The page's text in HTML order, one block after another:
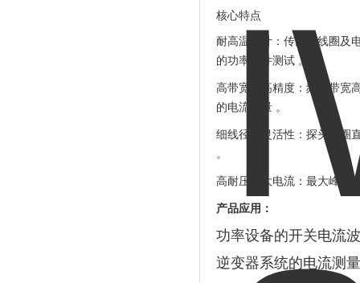
核心特点
耐高温设计 ：传感器线圈及
的功率器件测试 。
高带宽与高精度 ：频率带宽
的电流测量 。
细线径与灵活性 ：探头线圈
。
高耐压与大电流 ：最大峰值
产品应用：
功率设备的开关电流
逆变器系统的电流测 量